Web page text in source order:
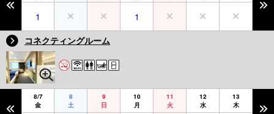
1
1
コネクティングルーム
8/7
金
8
土
9
日
10
月
11
火
12
水
13
木